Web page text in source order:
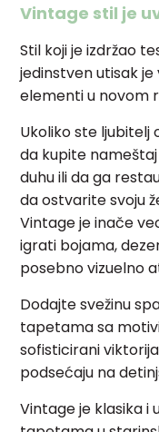
Vintage stil je
Stil koji je izdržao
jedinstven utisak
elementi u novom
Ukoliko ste ljubitelj
da kupite
duhu ili da ga
da ostvarite svoju
Vintage je inače
igrati bojama,
posebno vizuelno
Dodajte svežinu
tapetama sa
sofisticirani
podsećaju na
Vintage je klasika i